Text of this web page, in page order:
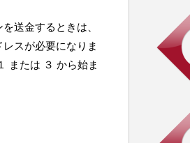
送金するときは、
スが必要になりま
または ３ から始ま